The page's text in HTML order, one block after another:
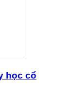
học cổ